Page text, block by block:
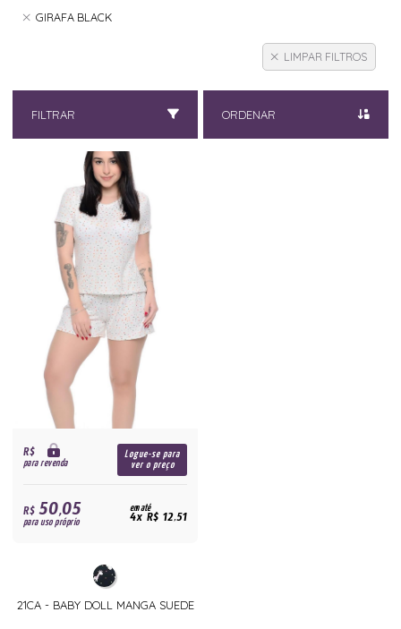
GIRAFA BLACK
LIMPAR FILTROS
FILTRAR ORDENAR
R$
para revenda
Logue-se para
ver o preço
R$50,05
para uso próprio
em até
4x R$ 12,51
21CA - BABY DOLL MANGA SUEDE